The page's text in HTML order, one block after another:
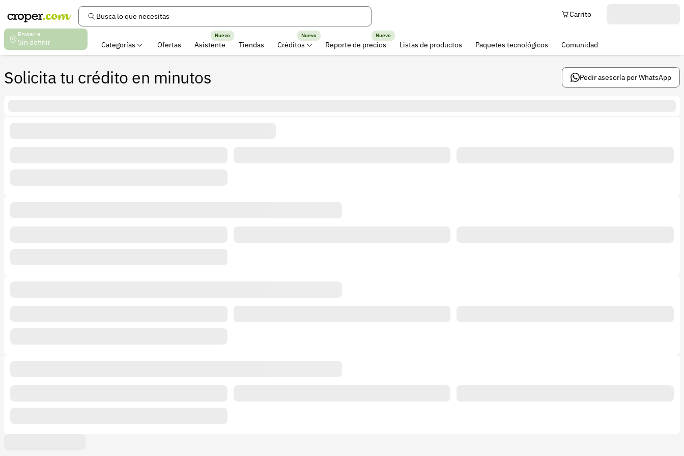
Busca lo que necesitas
Enviar a
Sin definir
Carrito
Categorías Ofertas Asistente
Nuevo
Tiendas Créditos
Nuevo
Reporte de precios
Nuevo
Listas de productos Paquetes tecnológicos Comunidad
Solicita tu crédito en minutos Pedir asesoría por WhatsApp